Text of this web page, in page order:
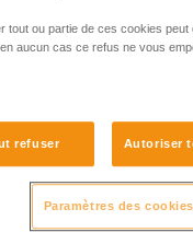
MAMBO®10.1
tout ou partie de ces cookies
aucun cas ce refus ne vous
refuser Autoriser
Paramètres des cookies